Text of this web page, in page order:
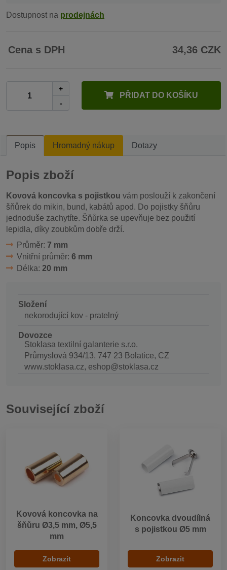
Dostupnost na prodejnách
Cena s DPH 34,36 CZK
+
-
PŘIDAT DO KOŠÍKU
Popis Hromadný nákup Dotazy
Popis zboží
Kovová koncovka s pojistkou vám poslouží k zakončení
šňůrek do mikin, bund, kabátů apod. Do pojistky šňůru
jednoduše zachytíte. Šňůrka se upevňuje bez použití
lepidla, díky zoubkům dobře drží.
Průměr: 7 mm
Vnitřní průměr: 6 mm
Délka: 20 mm
Složení
nekorodující kov - pratelný
Dovozce
Stoklasa textilní galanterie s.r.o.
Průmyslová 934/13, 747 23 Bolatice, CZ
www.stoklasa.cz, eshop@stoklasa.cz
Související zboží
Kovová koncovka na
šňůru Ø3,5 mm, Ø5,5
mm
Zobrazit
Koncovka dvoudílná
s pojistkou Ø5 mm
Zobrazit